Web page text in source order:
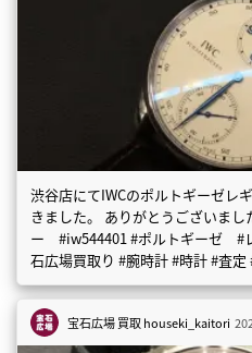
渋谷店にてIWCのポルトギーゼレ
きました。 ありがとうございま
ー #iw544401 #ポルトギーゼ #
石広場買取り #腕時計 #時計 #査
宝石広場 買取houseki_kaitori